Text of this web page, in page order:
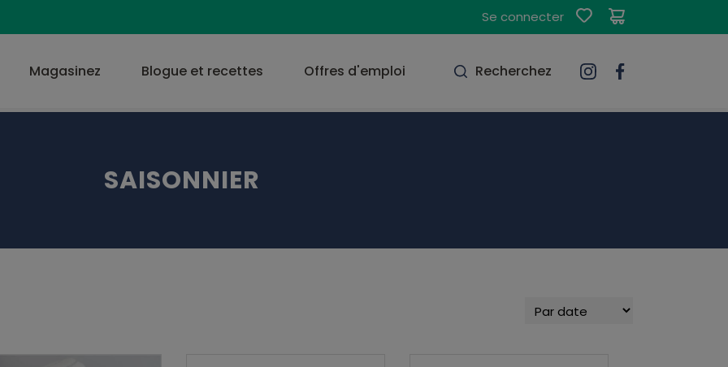
Se connecter
Magasinez Blogue et recettes Offres d'emploi Recherchez
SAISONNIER